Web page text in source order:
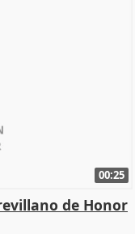
00:25
de Honor